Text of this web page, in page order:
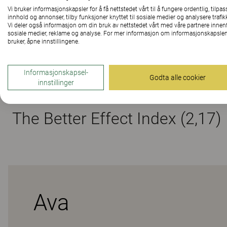
Material
Downloads (
The Better Effect Index (2,17)
Ava
Vi bruker informasjonskapsler for å få nettstedet vårt til å fungere ordentlig,
innhold og annonser, tilby funksjoner knyttet til sosiale medier og analysere
Vi deler også informasjon om din bruk av nettstedet vårt med våre partnere
sosiale medier, reklame og analyse. For mer informasjon om
bruker, åpne innstillingene.
Informasjonskapsel-
innstillinger
Godta alle cookier